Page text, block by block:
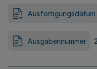
Ausfertigungsdatum
Ausgabennummer